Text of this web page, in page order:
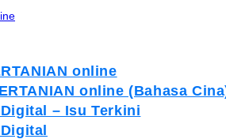
online
online (Bahasa
– Isu Terkini